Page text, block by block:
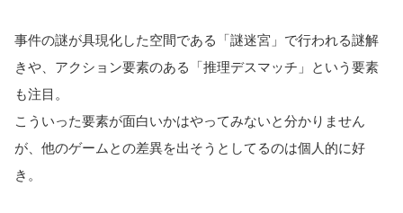
事件の謎が具現化した空間である「謎迷宮」で行われる謎解
きや、アクション要素のある「推理デスマッチ」という要素
も注目。
こういった要素が面白いかはやってみないと分かりません
が、他のゲームとの差異を出そうとしてるのは個人的に好
き。